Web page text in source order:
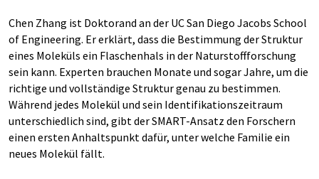
Chen Zhang ist Doktorand an der UC San Diego Jacobs School
of Engineering. Er erklärt, dass die Bestimmung der Struktur
eines Moleküls ein Flaschenhals in der Naturstoffforschung
sein kann. Experten brauchen Monate und sogar Jahre, um die
richtige und vollständige Struktur genau zu bestimmen.
Während jedes Molekül und sein Identifikationszeitraum
unterschiedlich sind, gibt der SMART-Ansatz den Forschern
einen ersten Anhaltspunkt dafür, unter welche Familie ein
neues Molekül fällt.